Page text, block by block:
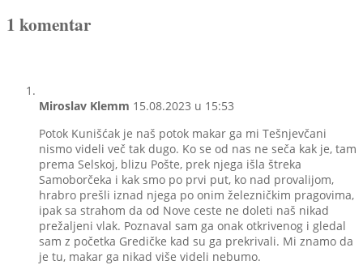
1 komentar
Miroslav Klemm 15.08.2023 u 15:53
Potok Kunišćak je naš potok makar ga mi Tešnjevčani
nismo videli več tak dugo. Ko se od nas ne seča kak je, tam
prema Selskoj, blizu Pošte, prek njega išla štreka
Samoborčeka i kak smo po prvi put, ko nad provalijom,
hrabro prešli iznad njega po onim železničkim pragovima,
ipak sa strahom da od Nove ceste ne doleti naš nikad
prežaljeni vlak. Poznaval sam ga onak otkrivenog i gledal
sam z početka Gredičke kad su ga prekrivali. Mi znamo da
je tu, makar ga nikad više videli nebumo.